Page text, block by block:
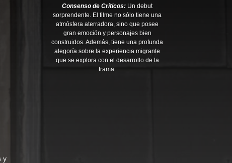
y
Consenso de Críticos: Un debut
sorprendente. El filme no sólo tiene una
atmósfera aterradora, sino que posee
gran emoción y personajes bien
construidos. Además, tiene una profunda
alegoría sobre la experiencia migrante
que se explora con el desarrollo de la
trama.